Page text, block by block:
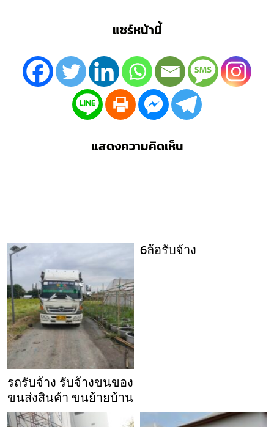
แชร์หน้านี้
แสดงความคิดเห็น
รถรับจ้าง รับจ้างขนของ
ขนส่งสินค้า ขนย้ายบ้าน
6ล้อรับจ้าง